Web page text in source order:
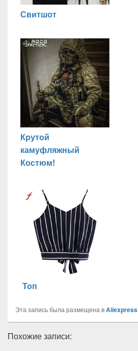
Свитшот
Крутой
камуфляжный
Костюм!
Топ
Эта запись была размещена вAliexpress
Похожие записи: